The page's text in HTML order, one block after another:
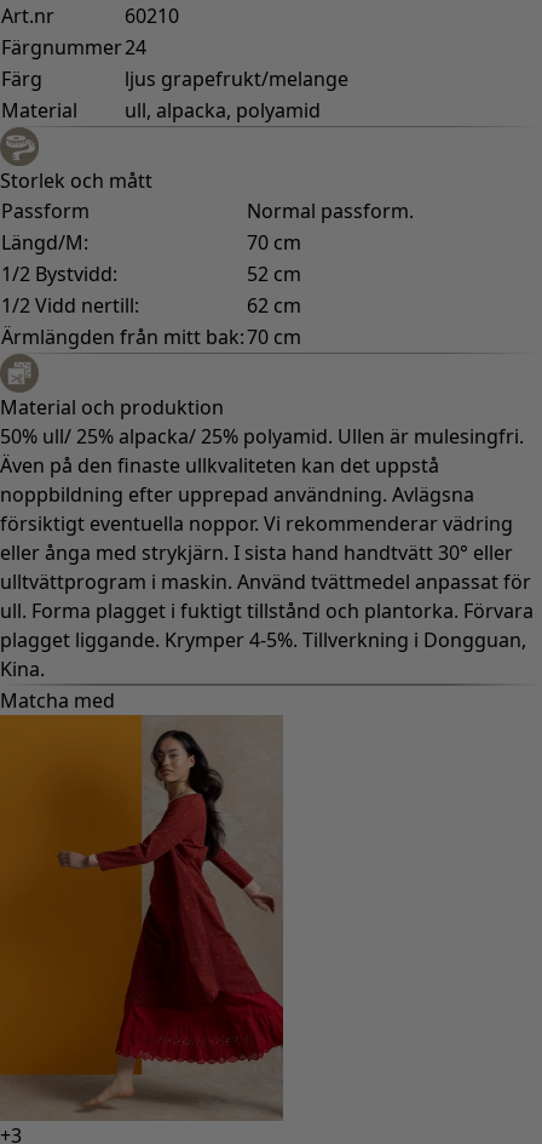
Art.nr
60210
Färgnummer24
Färg
ljus grapefrukt/melange
Material
ull, alpacka, polyamid
Storlek och mått
Passform
Normal passform.
Längd/M:
70 cm
1/2 Bystvidd:
52 cm
1/2 Vidd nertill:
62 cm
Ärmlängden från mitt bak:70 cm
Material och produktion
50% ull/ 25% alpacka/ 25% polyamid. Ullen är mulesingfri.
Även på den finaste ullkvaliteten kan det uppstå
noppbildning efter upprepad användning. Avlägsna
försiktigt eventuella noppor. Vi rekommenderar vädring
eller ånga med strykjärn. I sista hand handtvätt 30° eller
ulltvättprogram i maskin. Använd tvättmedel anpassat för
ull. Forma plagget i fuktigt tillstånd och plantorka. Förvara
plagget liggande. Krymper 4-5%. Tillverkning i Dongguan,
Kina.
Matcha med
+3